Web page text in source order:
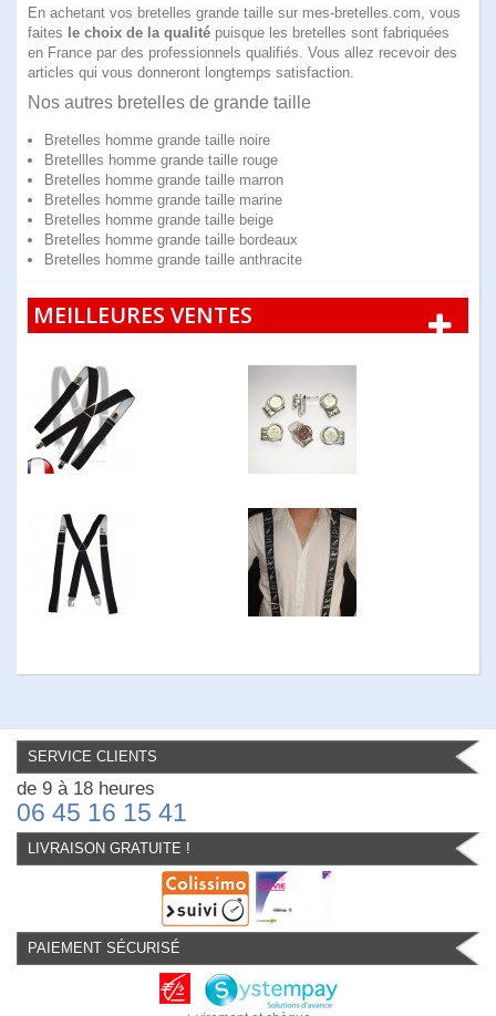
En achetant vos bretelles grande taille sur mes-bretelles.com, vous
faites le choix de la qualité puisque les bretelles sont fabriquées
en France par des professionnels qualifiés. Vous allez recevoir des
articles qui vous donneront longtemps satisfaction.
Nos autres bretelles de grande taille
Bretelles homme grande taille noire
Bretellles homme grande taille rouge
Bretelles homme grande taille marron
Bretelles homme grande taille marine
Bretelles homme grande taille beige
Bretelles homme grande taille bordeaux
Bretelles homme grande taille anthracite
MEILLEURES VENTES
SERVICE CLIENTS
de 9 à 18 heures
06 45 16 15 41
LIVRAISON GRATUITE !
PAIEMENT SÉCURISÉ